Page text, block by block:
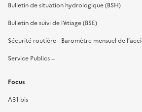
Bulletin de situation hydrologique (BSH)
Bulletin de suivi de l’étiage (BSE)
Sécurité routière - Baromètre mensuel de
Service Publics +
Focus
A31 bis